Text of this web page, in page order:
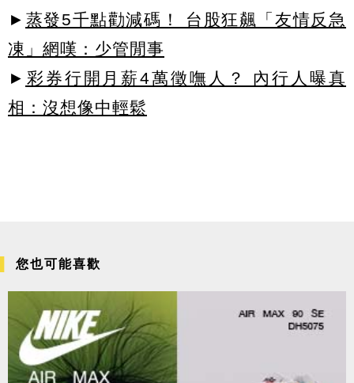
► 蒸發5千點勸減碼！ 台股狂飆「友情反急
凍」網嘆：少管閒事
► 彩券行開月薪4萬徵嘸人？ 內行人曝真
相：沒想像中輕鬆
您也可能喜歡